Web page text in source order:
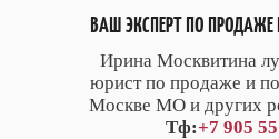
ВАШ ЭКСПЕРТ ПО
Ирина Москвитина
юрист по продаже и
Москве МО и других
Тф:+7 905